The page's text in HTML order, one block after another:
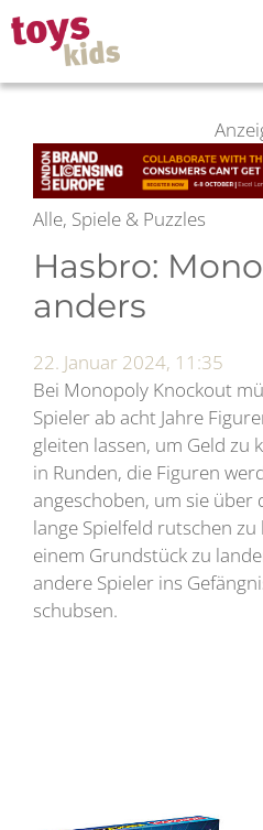
Zum
Inhalt
springen
Alle, Spiele & Puzzles
Hasbro:
anders
22. Januar 2024, 11:35
Bei Monopoly Knockout
Spieler ab acht Jahre
gleiten lassen, um Geld zu
in Runden, die Figuren
angeschoben, um sie über
lange Spielfeld rutschen zu
einem Grundstück zu
andere Spieler ins
schubsen.